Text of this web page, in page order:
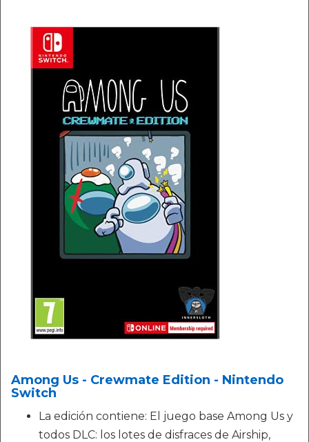
Among Us - Crewmate Edition - Nintendo
Switch
La edición contiene: El juego base Among Us y
todos DLC: los lotes de disfraces de Airship,